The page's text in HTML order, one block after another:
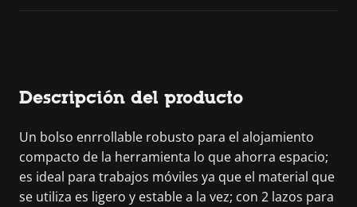
Descripción del producto
Un bolso enrrollable robusto para el alojamiento
compacto de la herramienta lo que ahorra espacio;
es ideal para trabajos móviles ya que el material que
se utiliza es ligero y estable a la vez; con 2 lazos para